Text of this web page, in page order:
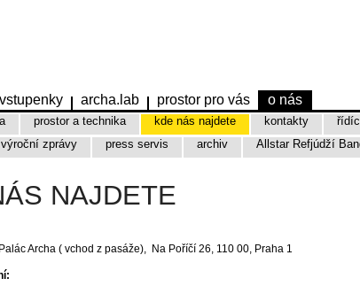
vstupenky archa.lab prostor pro vás o nás
prostor a technika kde nás najdete kontakty
výroční zprávy press servis archiv Allstar Refjúdží
NAJDETE
Palác Archa ( vchod z pasáže), Na Poříčí 26, 110 00, Praha 1